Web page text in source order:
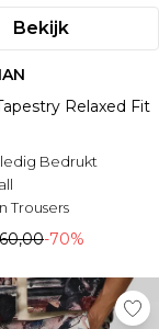
Bekijk
Relaxed Fit
Bedrukt
Trousers
-70%